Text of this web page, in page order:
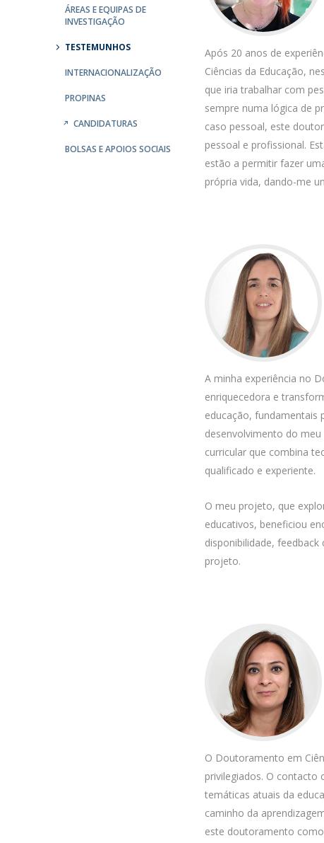
Research Centre for Human Development
| CEDH
Human Neurobehavioral Laboratory |
HNL
Iniciativas Nacionais
ÁREAS E EQUIPAS DE
INVESTIGAÇÃO
TESTEMUNHOS
INTERNACIONALIZAÇÃO
PROPINAS
CANDIDATURAS
BOLSAS E APOIOS SOCIAIS
Após 20 anos de
Ciências da Educação,
que iria trabalhar com
sempre numa lógica de
caso pessoal, este
pessoal e profissional.
estão a permitir fazer
própria vida, dando-me
A minha experiência no
enriquecedora e
educação, fundamentais
desenvolvimento do
curricular que combina
qualificado e experiente.
O meu projeto, que
educativos, beneficiou
disponibilidade,
projeto.
O Doutoramento em
privilegiados. O contacto
temáticas atuais da
caminho da
este doutoramento